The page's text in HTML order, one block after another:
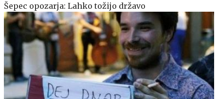
Šepec opozarja: Lahko tožijo državo